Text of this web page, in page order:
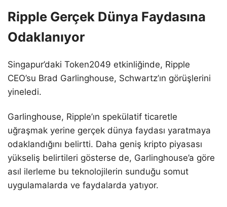
Ripple Gerçek Dünya Faydasına
Odaklanıyor
Singapur’daki Token2049 etkinliğinde, Ripple
CEO’su Brad Garlinghouse, Schwartz’ın görüşlerini
yineledi.
Garlinghouse, Ripple’ın spekülatif ticaretle
uğraşmak yerine gerçek dünya faydası yaratmaya
odaklandığını belirtti. Daha geniş kripto piyasası
yükseliş belirtileri gösterse de, Garlinghouse’a göre
asıl ilerleme bu teknolojilerin sunduğu somut
uygulamalarda ve faydalarda yatıyor.